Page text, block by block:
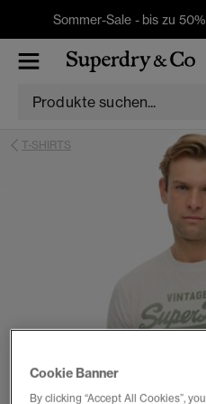
Sommer-Sale - bis zu
T-SHIRTS
Cookie Banner
By clicking “Accept All Cookies”,